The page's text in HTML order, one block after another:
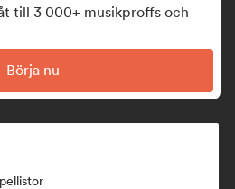
till 3 000+ musikproffs och
Börja nu